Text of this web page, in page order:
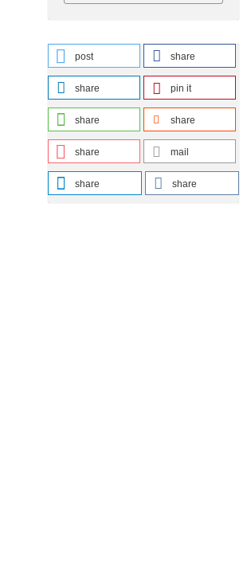
post share
share pin it
share share
share mail
share share